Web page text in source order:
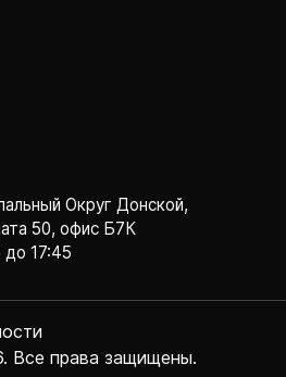
Округ Донской,
50, офис Б7К
до 17:45
Все права защищены.